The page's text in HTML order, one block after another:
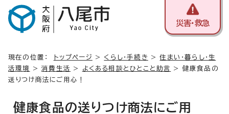
災害・救急
現在の位置： トップページ > くらし・手続き >住まい・暮らし・生
活環境
>消費生活 > よくある相談とひとこと助言
> 健康食品の
送りつけ商法にご用心！
健康食品の送りつけ商法にご用